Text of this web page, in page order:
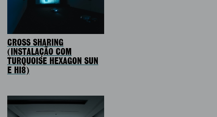
CROSS SHARING
(INSTALAÇÃO COM
TURQUOISE HEXAGON SUN
E HI8)